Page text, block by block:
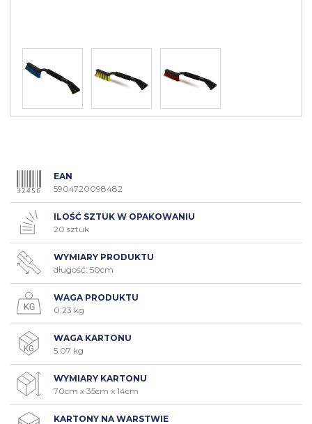
EAN
5904720098482
ILOŚĆ SZTUK W OPAKOWANIU
20 sztuk
WYMIARY PRODUKTU
długość: 50cm
WAGA PRODUKTU
0.23 kg
WAGA KARTONU
5.07 kg
WYMIARY KARTONU
70cm x 35cm x 14cm
KARTONY NA WARSTWIE